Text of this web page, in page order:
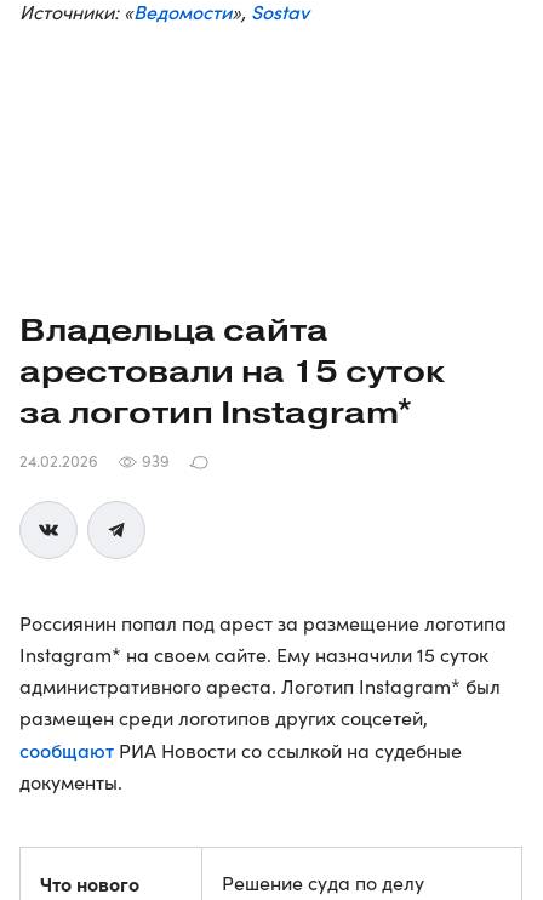
Источники: «Ведомости», Sostav
Владельца сайта
арестовали на 15 суток
за логотип Instagram*
24.02.2026 939
Россиянин попал под арест за размещение логотипа
Instagram* на своем сайте. Ему назначили 15 суток
административного ареста. Логотип Instagram* был
размещен среди логотипов других соцсетей,
сообщают РИА Новости со ссылкой на судебные
документы.
Что нового
Решение суда по делу